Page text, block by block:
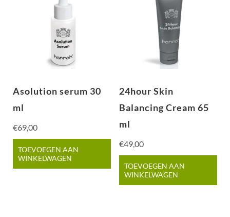
Asolution serum 30
ml
€69,00
TOEVOEGEN AAN
WINKELWAGEN
24hour Skin
Balancing Cream 65
ml
€49,00
TOEVOEGEN AAN
WINKELWAGEN